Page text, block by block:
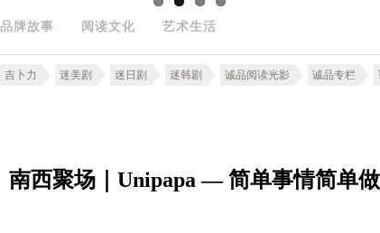
品牌故事 阅读文化 艺术生活
吉卜力 迷美剧 迷日剧 迷韩剧 诚品阅读光影 诚品专栏
南西聚场｜Unipapa — 简单事情简单